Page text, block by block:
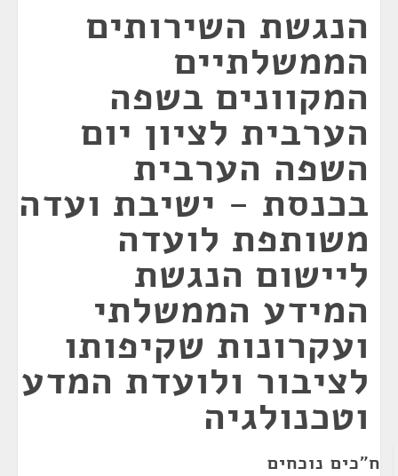
הנגשת השירותים
הממשלתיים
המקוונים בשפה
הערבית לציון יום
השפה הערבית
בכנסת - ישיבת ועדה
משותפת לועדה
ליישום הנגשת
המידע הממשלתי
ועקרונות שקיפותו
לציבור ולועדת המדע
וטכנולגיה
ח"כים נוכחים